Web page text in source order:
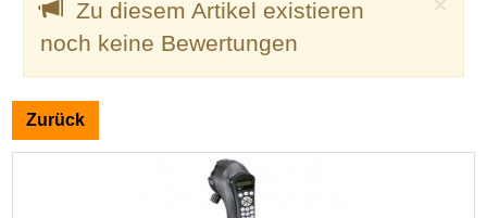
Zu diesem Artikel existieren
noch keine Bewertungen
Zurück